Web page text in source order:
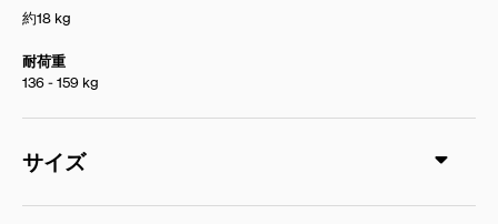
約18 kg
耐荷重
136 - 159 kg
サイズ